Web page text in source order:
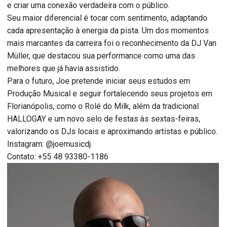
e criar uma conexão verdadeira com o público.
Seu maior diferencial é tocar com sentimento, adaptando
cada apresentação à energia da pista. Um dos momentos
mais marcantes da carreira foi o reconhecimento da DJ Van
Müller, que destacou sua performance como uma das
melhores que já havia assistido.
Para o futuro, Joe pretende iniciar seus estudos em
Produção Musical e seguir fortalecendo seus projetos em
Florianópolis, como o Rolé do Milk, além da tradicional
HALLOGAY e um novo selo de festas às sextas-feiras,
valorizando os DJs locais e aproximando artistas e público.
Instagram: @joemusicdj
Contato: +55 48 93380-1186